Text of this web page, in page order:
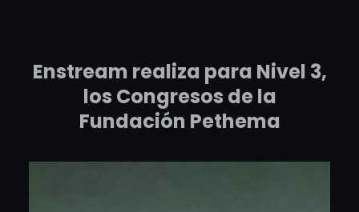
Enstream realiza para Nivel 3,
los Congresos de la
Fundación Pethema